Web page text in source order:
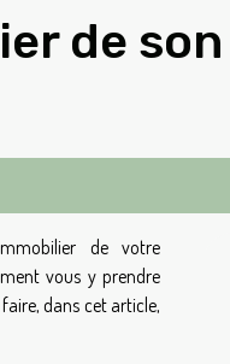
de
de votre
vous y prendre
dans cet article,